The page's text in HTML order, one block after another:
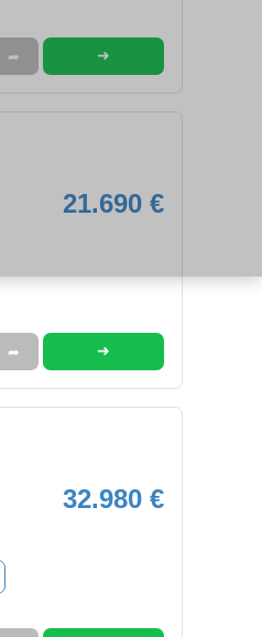
➦ ➜
21.690 €
➦ ➜
32.980 €